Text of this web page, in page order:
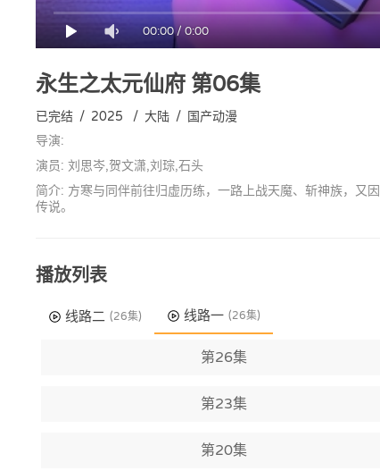
00:00/0:00
永生之太元仙府 第06集
已完结 / 2025 / 大陆 / 国产动漫
导演:
演员: 刘思岑,贺文潇,刘琮,石头
简介: 方寒与同伴前往归虚历练，一路上战天魔、斩神族，又
传说。
播放列表
线路二 (26集) 线路一 (26集)
第26集
第23集
第20集